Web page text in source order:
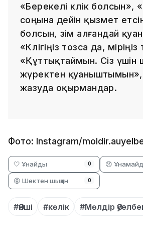
«Берекелі көлік болсын»,
соңына дейін қызмет
болсын, өзім алғандай
«Көлігіңіз тозса да,
«Құттықтаймын. Сіз үшін
жүректен
жазуда оқырмандар.
Фото: Instagram/
🤍 Ұнайды 0 😞
😡 Шектен шыққан 0
#Әнші #көлік #Мөлдір